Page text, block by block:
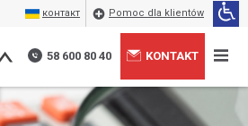
контакт Pomoc dla klientów
58 600 80 40 KONTAKT